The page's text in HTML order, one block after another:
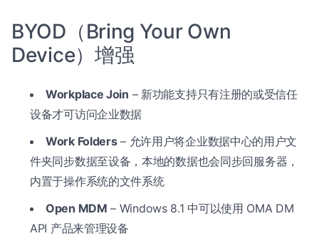
BYOD（Bring Your Own
Device）增强
Workplace Join – 新功能支持只有注册的或受信任
设备才可访问企业数据
Work Folders– 允许用户将企业数据中心的用户文
件夹同步数据至设备，本地的数据也会同步回服务器，
内置于操作系统的文件系统
Open MDM – Windows 8.1 中可以使用 OMA DM
API 产品来管理设备